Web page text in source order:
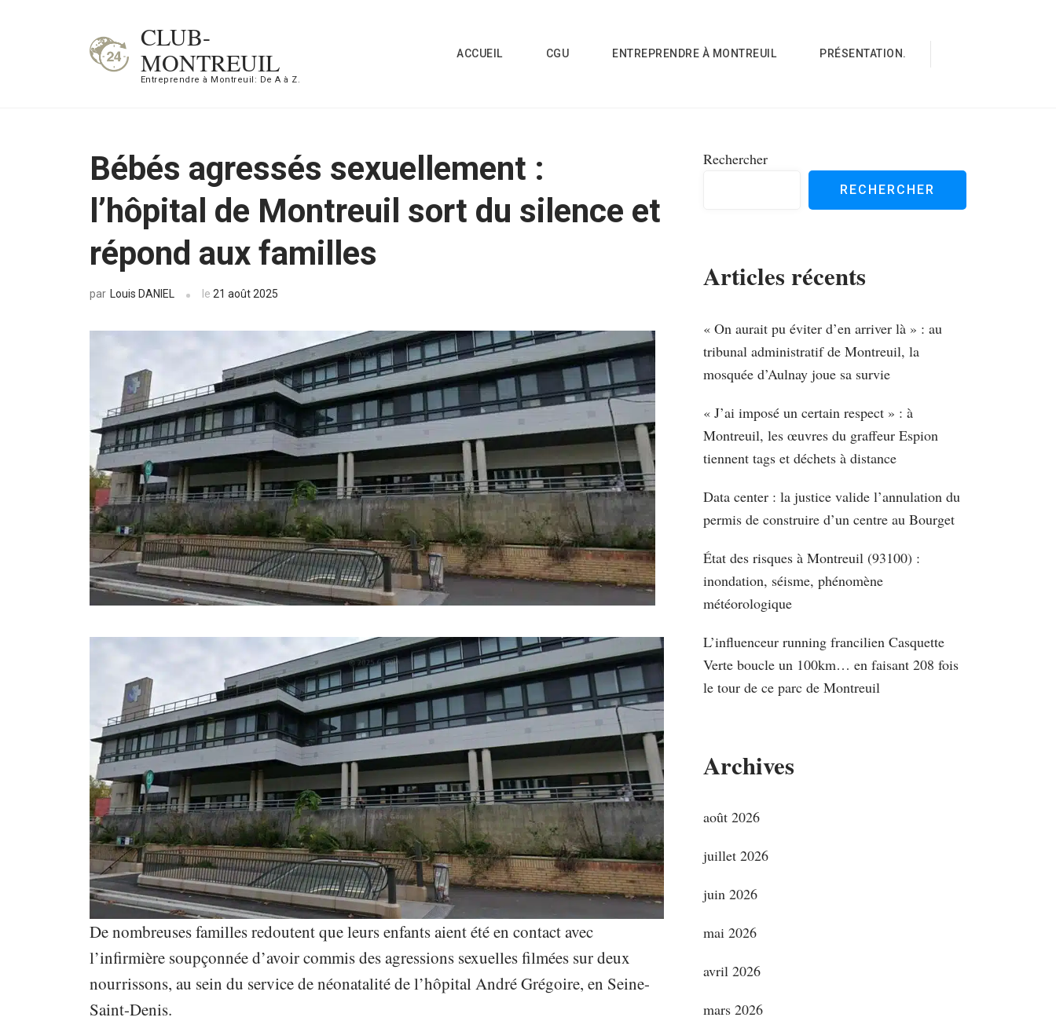
CLUB-
MONTREUIL
Entreprendre à Montreuil: De A à Z.
ACCUEIL CGU ENTREPRENDRE À MONTREUIL PRÉSENTATION.
Bébés agressés sexuellement :
l’hôpital de Montreuil sort du silence et
répond aux familles
par Louis DANIEL le 21 août 2025
De nombreuses familles redoutent que leurs enfants aient été en contact avec
l’infirmière soupçonnée d’avoir commis des agressions sexuelles filmées sur deux
nourrissons, au sein du service de néonatalité de l’hôpital André Grégoire, en Seine-
Saint-Denis.
Rechercher
RECHERCHER
Articles récents
« On aurait pu éviter d’en arriver là » : au
tribunal administratif de Montreuil, la
mosquée d’Aulnay joue sa survie
« J’ai imposé un certain respect » : à
Montreuil, les œuvres du graffeur Espion
tiennent tags et déchets à distance
Data center : la justice valide l’annulation du
permis de construire d’un centre au Bourget
État des risques à Montreuil (93100) :
inondation, séisme, phénomène
météorologique
L’influenceur running francilien Casquette
Verte boucle un 100km… en faisant 208 fois
le tour de ce parc de Montreuil
Archives
août 2026
juillet 2026
juin 2026
mai 2026
avril 2026
mars 2026